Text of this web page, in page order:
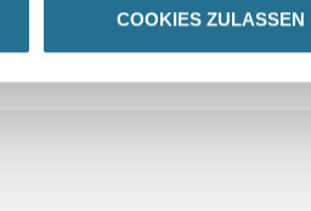
COOKIES ZULASSEN